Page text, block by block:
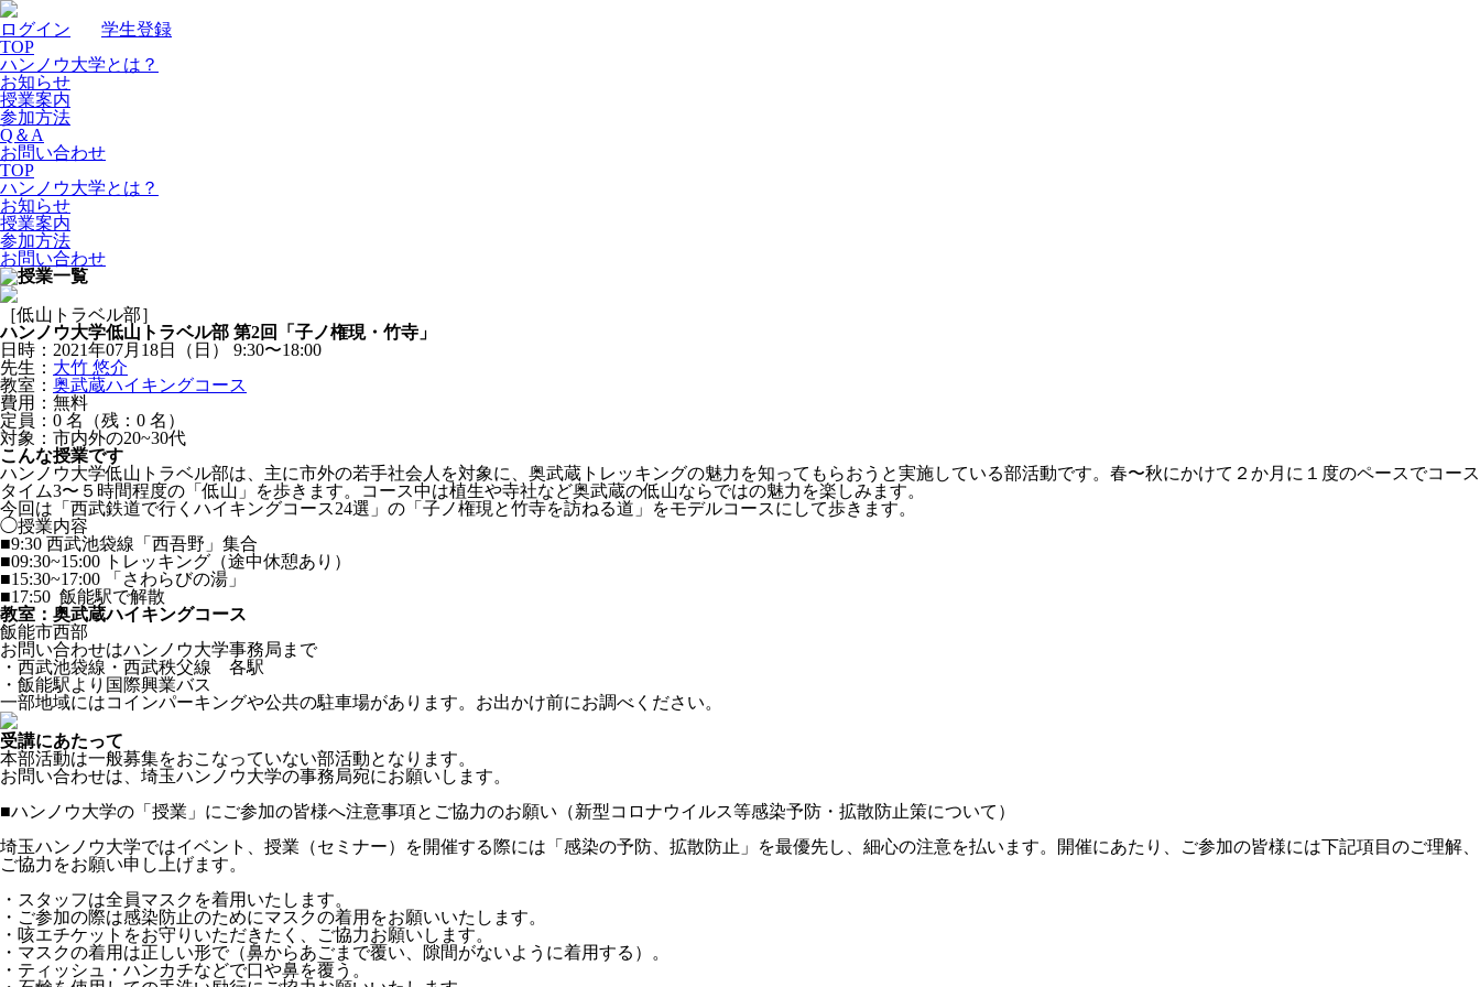
ログイン
学生登録
TOP
ハンノウ大学とは？
お知らせ
授業案内
参加方法
Q＆A
お問い合わせ
TOP
ハンノウ大学とは？
お知らせ
授業案内
参加方法
お問い合わせ
［低山トラベル部］
ハンノウ大学低山トラベル部 第2回「子ノ権現・竹寺」
日時：2021年07月18日（日） 9:30〜18:00
先生： 大竹 悠介
教室： 奥武蔵ハイキングコース
費用：無料
定員：0 名 （残：0 名 ）
対象：市内外の20~30代
こんな授業です
ハンノウ大学低山トラベル部は、主に市外の若手社会人を対象に、奥武蔵トレッキングの魅力を知ってもらおうと実施している部活動です。春〜秋にかけて２か月に１度のペースでコース
タイム3〜５時間程度の「低山」を歩きます。コース中は植生や寺社など奥武蔵の低山ならではの魅力を楽しみます。
今回は「西武鉄道で行くハイキングコース24選」の「子ノ権現と竹寺を訪ねる道」をモデルコースにして歩きます。
◯授業内容
■9:30 西武池袋線「西吾野」集合
■09:30~15:00 トレッキング（途中休憩あり）
■15:30~17:00 「さわらびの湯」
■17:50 飯能駅で解散
教室：奥武蔵ハイキングコース
飯能市西部
お問い合わせはハンノウ大学事務局まで
・西武池袋線・西武秩父線 各駅
・飯能駅より国際興業バス
一部地域にはコインパーキングや公共の駐車場があります。お出かけ前にお調べください。
受講にあたって
本部活動は一般募集をおこなっていない部活動となります。
お問い合わせは、埼玉ハンノウ大学の事務局宛にお願いします。
■ハンノウ大学の「授業」にご参加の皆様へ注意事項とご協力のお願い（新型コロナウイルス等感染予防・拡散防止策について）
埼玉ハンノウ大学ではイベント、授業（セミナー）を開催する際には「感染の予防、拡散防止」を最優先し、細心の注意を払います。開催にあたり、ご参加の皆様には下記項目のご理解、
ご協力をお願い申し上げます。
・スタッフは全員マスクを着用いたします。
・ご参加の際は感染防止のためにマスクの着用をお願いいたします。
・咳エチケットをお守りいただきたく、ご協力お願いします。
・マスクの着用は正しい形で（鼻からあごまで覆い、隙間がないように着用する）。
・ティッシュ・ハンカチなどで口や鼻を覆う。